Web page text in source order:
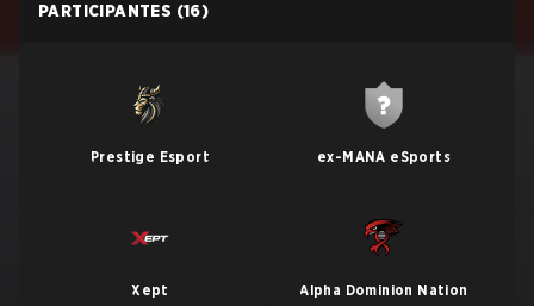
PARTICIPANTES (16)
Prestige Esport ex-MANA eSports
Xept Alpha Dominion Nation